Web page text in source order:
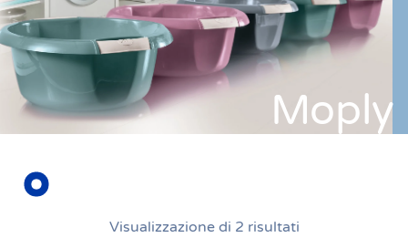
Moply
Visualizzazione di 2 risultati